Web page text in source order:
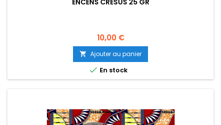
ENCENS CRESUS 25 GR
Prix
10,00 €
 Ajouter au panier
 En stock